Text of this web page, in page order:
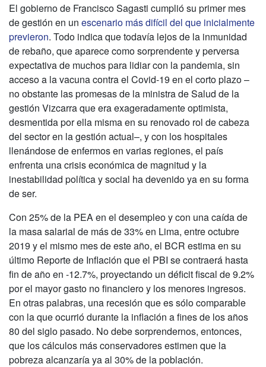
El gobierno de Francisco Sagasti cumplió su primer mes
de gestión en un escenario más difícil del que inicialmente
previeron. Todo indica que todavía lejos de la inmunidad
de rebaño, que aparece como sorprendente y perversa
expectativa de muchos para lidiar con la pandemia, sin
acceso a la vacuna contra el Covid-19 en el corto plazo –
no obstante las promesas de la ministra de Salud de la
gestión Vizcarra que era exageradamente optimista,
desmentida por ella misma en su renovado rol de cabeza
del sector en la gestión actual–, y con los hospitales
llenándose de enfermos en varias regiones, el país
enfrenta una crisis económica de magnitud y la
inestabilidad política y social ha devenido ya en su forma
de ser.
Con 25% de la PEA en el desempleo y con una caída de
la masa salarial de más de 33% en Lima, entre octubre
2019 y el mismo mes de este año, el BCR estima en su
último Reporte de Inflación que el PBI se contraerá hasta
fin de año en -12.7%, proyectando un déficit fiscal de 9.2%
por el mayor gasto no financiero y los menores ingresos.
En otras palabras, una recesión que es sólo comparable
con la que ocurrió durante la inflación a fines de los años
80 del siglo pasado. No debe sorprendernos, entonces,
que los cálculos más conservadores estimen que la
pobreza alcanzaría ya al 30% de la población.